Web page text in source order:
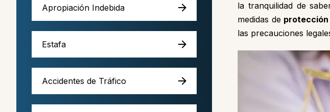
Apropiación Indebida
Estafa
Accidentes de Tráfico
la tranquilidad de
medidas de protección
las precauciones